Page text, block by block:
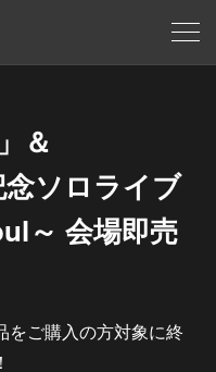
＆
念ソロライブ
～ 会場即売
をご購入の方対象に終